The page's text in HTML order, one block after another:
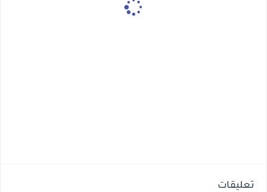
تعليقات